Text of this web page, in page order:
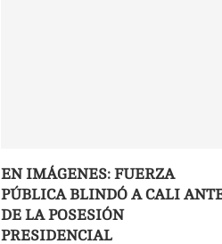
EN IMÁGENES: FUERZA
PÚBLICA BLINDÓ A CALI
DE LA POSESIÓN
PRESIDENCIAL